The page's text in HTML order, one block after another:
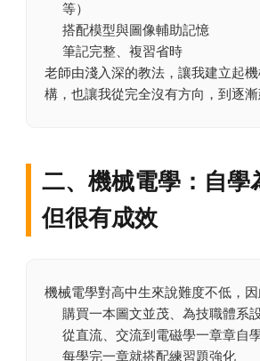
等）
搭配模型與圖像輔助記憶
筆記完整、複習省時
老師由淺入深的教法，讓我建立起
構，也讓我從完全沒有方向，到逐漸
二、機械電學：自學
但很有成效
機械電學對高中生來說難度不低，因
購買一本圖文並茂、為技職體系
從直流、交流到電磁學一章章自
每學完一章就搭配練習題強化